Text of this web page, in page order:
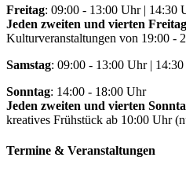
Freitag: 09:00 - 13:00 Uhr | 14:30
Jeden zweiten und vierten
Kulturveranstaltungen von 19:00 -
Samstag: 09:00 - 13:00 Uhr |
Sonntag: 14:00 - 18:00 Uhr
Jeden zweiten und vierten
kreatives Frühstück ab 10:00 Uhr
Termine & Veranstaltungen